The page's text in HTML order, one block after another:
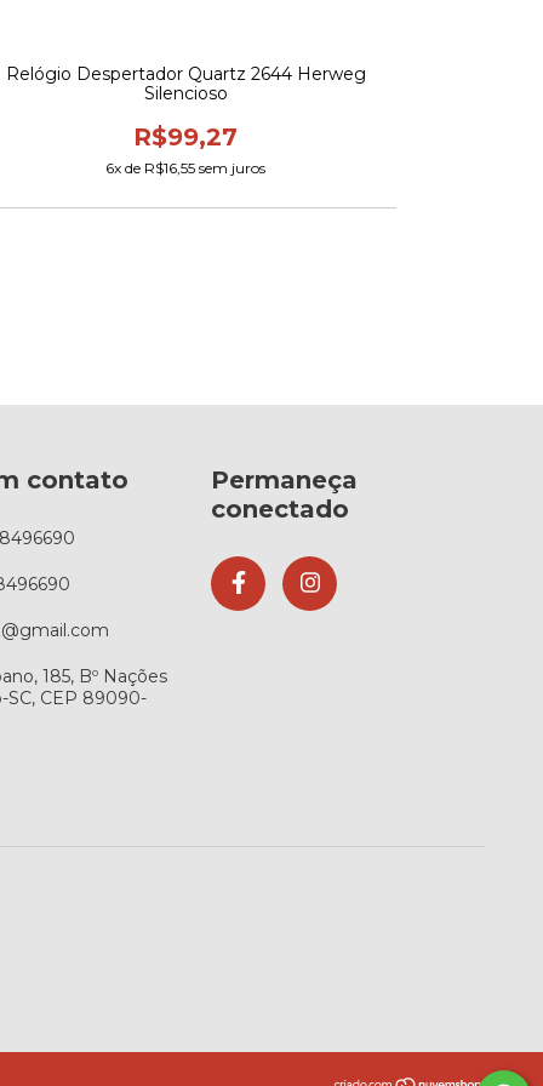
Relógio Despertador Quartz 2644 Herweg
Silencioso
R$99,27
6x de R$16,55 sem juros
contato
185, Bº Nações
SC, CEP 89090-
Permaneça
conectado